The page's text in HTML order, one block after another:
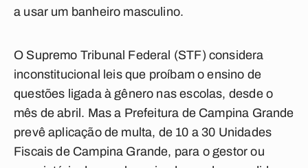
a usar um banheiro masculino.
O Supremo Tribunal Federal (STF) considera
inconstitucional leis que proíbam o ensino de
questões ligada à gênero nas escolas, desde o
mês de abril. Mas a Prefeitura de Campina Grande
prevê aplicação de multa, de 10 a 30 Unidades
Fiscais de Campina Grande, para o gestor ou